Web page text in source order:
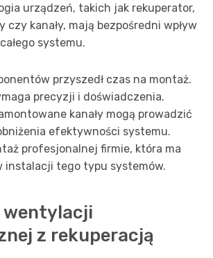
urządzeń, takich jak rekuperator,
kanały, mają bezpośredni wpływ
systemu.
przyszedł czas na montaż.
precyzji i doświadczenia.
kanały mogą prowadzić
efektywności systemu.
profesjonalnej firmie, która ma
instalacji tego typu systemów.
wentylacji
z rekuperacją